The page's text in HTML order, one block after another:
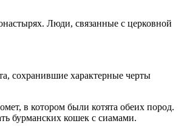
Люди, связанные с церковной
сохранившие характерные черты
в котором были котята обеих пород.
бурманских кошек с сиамами.